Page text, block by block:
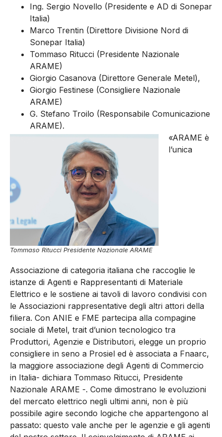
Ing. Sergio Novello (Presidente e AD di Sonepar
Italia)
Marco Trentin (Direttore Divisione Nord di
Sonepar Italia)
Tommaso Ritucci (Presidente Nazionale
ARAME)
Giorgio Casanova (Direttore Generale Metel),
Giorgio Festinese (Consigliere Nazionale
ARAME)
G. Stefano Troilo (Responsabile Comunicazione
ARAME).
Tommaso Ritucci Presidente Nazionale ARAME
«ARAME è
l’unica
Associazione di categoria italiana che raccoglie le
istanze di Agenti e Rappresentanti di Materiale
Elettrico e le sostiene ai tavoli di lavoro condivisi con
le Associazioni rappresentative degli altri attori della
filiera. Con ANIE e FME partecipa alla compagine
sociale di Metel, trait d’union tecnologico tra
Produttori, Agenzie e Distributori, elegge un proprio
consigliere in seno a Prosiel ed è associata a Fnaarc,
la maggiore associazione degli Agenti di Commercio
in Italia- dichiara Tommaso Ritucci, Presidente
Nazionale ARAME -. Come dimostrano le evoluzioni
del mercato elettrico negli ultimi anni, non è più
possibile agire secondo logiche che appartengono al
passato: questo vale anche per le agenzie e gli agenti